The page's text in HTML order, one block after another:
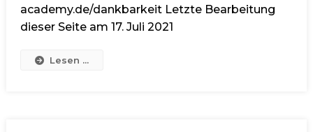
academy.de/dankbarkeit Letzte Bearbeitung
dieser Seite am 17. Juli 2021
Lesen ...